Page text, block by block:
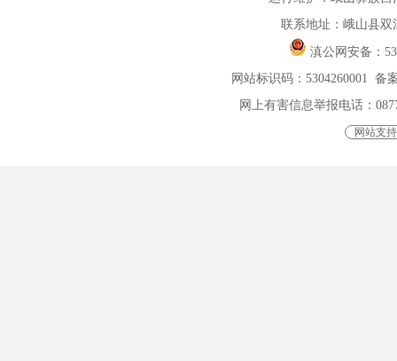
联系地址：峨山县双
滇公网安备：
网站标识码：5304260001 备
网上有害信息举报电话：
网站支